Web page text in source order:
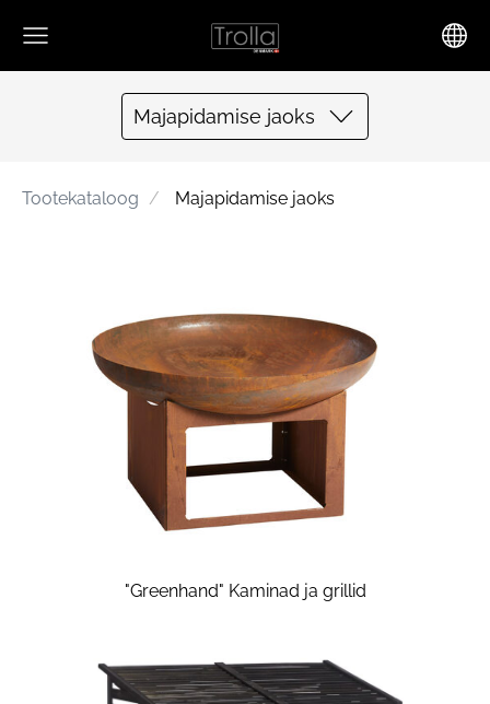
Majapidamise jaoks
Tootekataloog Majapidamise jaoks
"Greenhand" Kaminad ja grillid